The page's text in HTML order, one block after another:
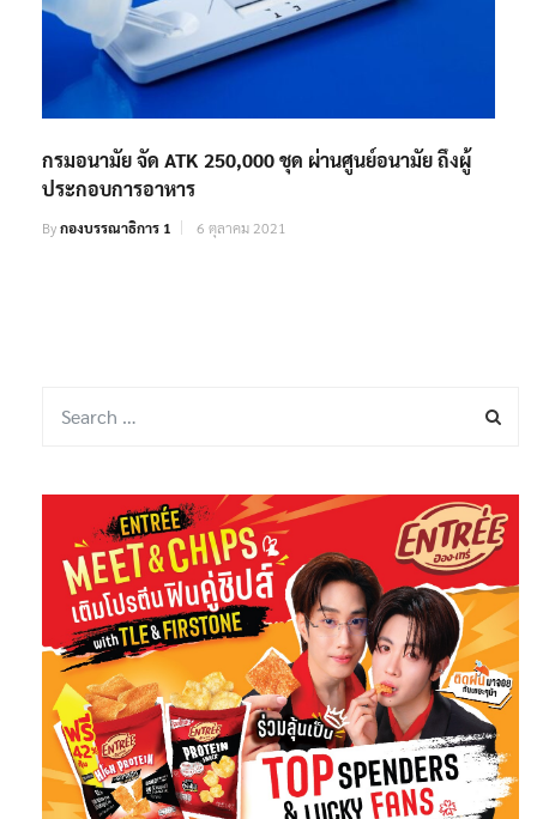
กรมอนามัย จัด ATK 250,000 ชุด ผ่านศูนย์อนามัย ถึงผู้
ประกอบการอาหาร
Byกองบรรณาธิการ 1 6 ตุลาคม 2021